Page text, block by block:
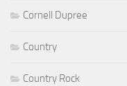
Cornell Dupree
Country
Country Rock